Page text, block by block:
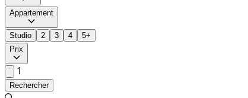
Appartement
Studio 2 3 4
5+
Prix
1
Rechercher